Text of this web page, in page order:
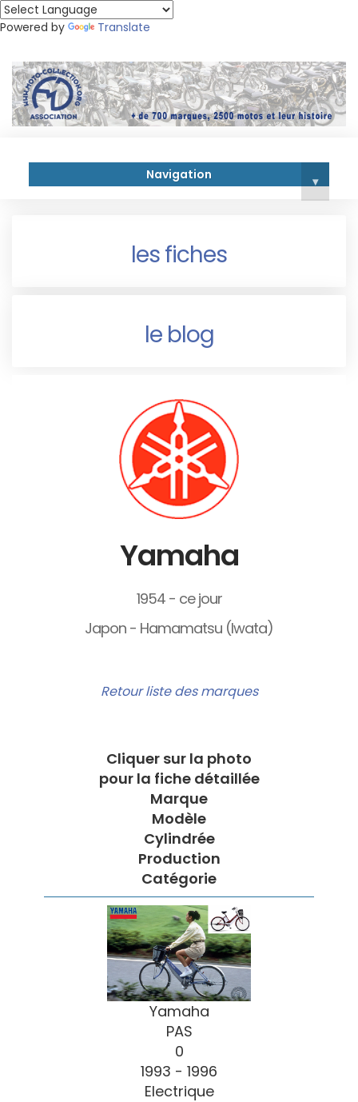
Powered by Translate
Navigation ▾
les fiches
le blog
Yamaha
1954 - ce jour
Japon - Hamamatsu (Iwata)
Retour liste des marques
Cliquer sur la photo
pour la fiche détaillée
Marque
Modèle
Cylindrée
Production
Catégorie
Yamaha
PAS
0
1993 - 1996
Electrique